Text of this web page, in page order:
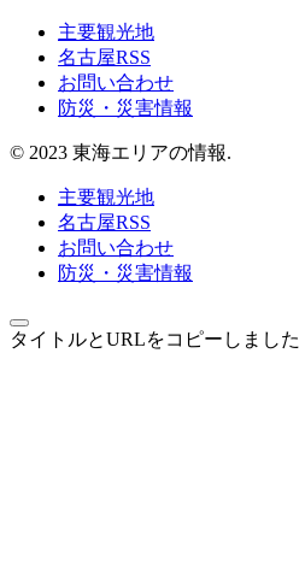
主要観光地
名古屋RSS
お問い合わせ
防災・災害情報
© 2023 東海エリアの情報.
主要観光地
名古屋RSS
お問い合わせ
防災・災害情報
タイトルとURLをコピーしました